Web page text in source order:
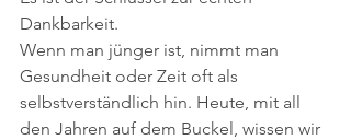
Dankbarkeit.
​Wenn man jünger ist, nimmt man
Gesundheit oder Zeit oft als
selbstverständlich hin. Heute, mit all
den Jahren auf dem Buckel, wissen wir